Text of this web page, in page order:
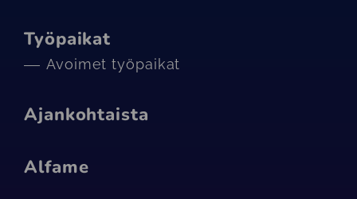
Työpaikat
Avoimet työpaikat
Ajankohtaista
Alfame